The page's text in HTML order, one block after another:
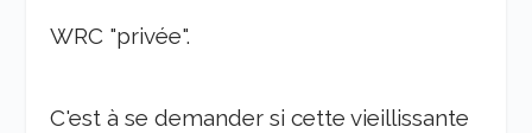
WRC "privée".
C'est à se demander si cette vieillissante